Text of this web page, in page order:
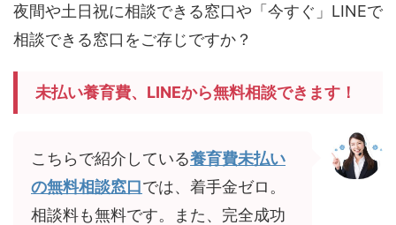
夜間や土日祝に相談できる窓口や「今すぐ」LINEで
相談できる窓口をご存じですか？
未払い養育費、LINEから無料相談できます！
こちらで紹介している養育費未払い
の無料相談窓口では、着手金ゼロ。
相談料も無料です。また、完全成功